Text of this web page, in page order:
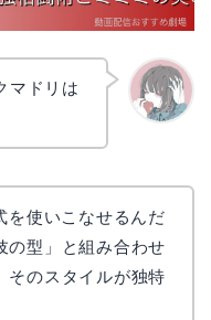
マドリは
を使いこなせるんだ
の型」と組み合わせ
そのスタイルが独特